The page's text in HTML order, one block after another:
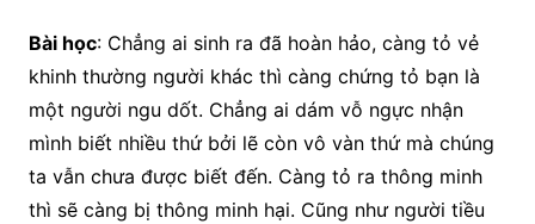
Bài học: Chẳng ai sinh ra đã hoàn hảo, càng tỏ vẻ
khinh thường người khác thì càng chứng tỏ bạn là
một người ngu dốt. Chẳng ai dám vỗ ngực nhận
mình biết nhiều thứ bởi lẽ còn vô vàn thứ mà chúng
ta vẫn chưa được biết đến. Càng tỏ ra thông minh
thì sẽ càng bị thông minh hại. Cũng như người tiều